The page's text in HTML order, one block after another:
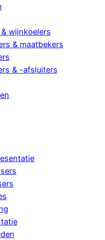
wijnkoelers
& maatbekers
& -afsluiters